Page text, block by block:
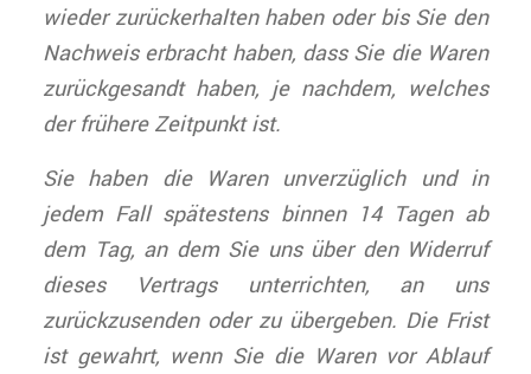
wieder zurückerhalten haben oder bis Sie den
Nachweis erbracht haben, dass Sie die Waren
zurückgesandt haben, je nachdem, welches
der frühere Zeitpunkt ist.
Sie haben die Waren unverzüglich und in
jedem Fall spätestens binnen 14 Tagen ab
dem Tag, an dem Sie uns über den Widerruf
dieses Vertrags unterrichten, an uns
zurückzusenden oder zu übergeben. Die Frist
ist gewahrt, wenn Sie die Waren vor Ablauf